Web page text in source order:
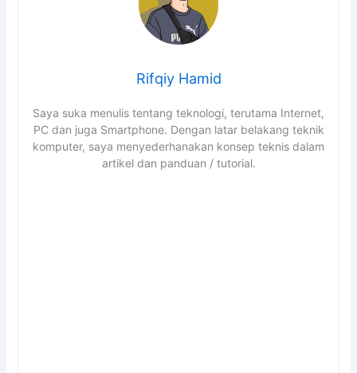
Rifqiy Hamid
Saya suka menulis tentang teknologi, terutama Internet,
PC dan juga Smartphone. Dengan latar belakang teknik
komputer, saya menyederhanakan konsep teknis dalam
artikel dan panduan / tutorial.